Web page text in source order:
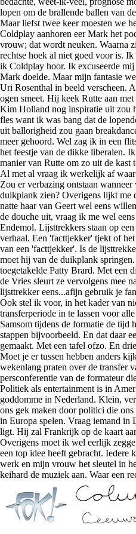
lopen om de brallende ballen van
Maar liefst twee keer moesten we
Coldplay aanhoren eer Mark het
vrouw; dat wordt neuken. Waarna
rechtse hoek al niet goed voor is.
ik Coldplay hoor. Ik excuseerde
Mark doelde. Maar mijn fantasie
Uri Rosenthal in beeld verscheen.
ogen smeet. Hij keek Rutte aan
Kim Holland nog inspiratie uit zou
fles want ik was bang dat de
uit ballorigheid zou gaan
meer gehoord. Wel zag ik in een
het feestje van de dikke liberalen.
manier van Rutte om zo uit de kast
Al met al vraag ik werkelijk af
Zou er verbazing ontstaan
duikplank zien? Overigens lijkt me
natte haar van Geert wel eens
de douche uit, vraag ik me wel
Endemol. Lijsttrekkers staan op
verhaal. Een 'facttjekker' tjekt of
van een 'facttjekker'. Is de
moet hij van de duikplank springen.
toegetakelde Patty Brard. Met een
de Vries sleurt ze vervolgens mee
lijsttrekker eens...afijn gebruik je
Ook stel ik voor, in het kader van
transferperiode in te lassen voor
Samsom tijdens de formatie de tijd
stappen bijvoorbeeld. En dat daar
gemaakt. Met een tafel ofzo. En
Moet je er tussen hebben anders
wekenlang praten over de transfer
persconferentie van de formateur
Politiek als entertainment is in
goddomme in Nederland. Klein,
ons gek maken door politici die
in Europa spelen. Vraag iemand in
ligt. Hij zal Frankrijk op de kaart
Overigens moet ik wel eerlijk
een top idee heeft gebracht. Iedere
werk en mijn vrouw het sleutel in
keihard de muziek aan. Waar een